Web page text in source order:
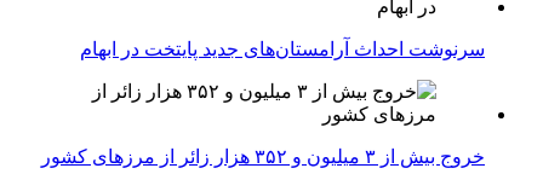
سرنوشت احداث آرامستان‌های جدید پایتخت در ابهام
خروج بیش از ۳ میلیون و ۳۵۲ هزار زائر از مرزهای کشور